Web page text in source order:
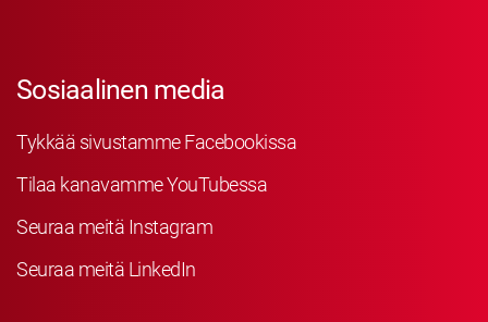
Sosiaalinen media
Tykkää sivustamme Facebookissa
Tilaa kanavamme YouTubessa
Seuraa meitä Instagram
Seuraa meitä LinkedIn